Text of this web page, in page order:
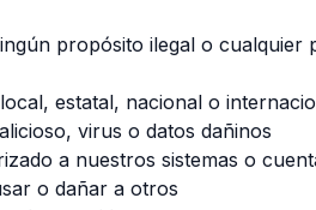
propósito ilegal o
estatal, nacional o
virus o datos dañinos
a nuestros sistemas o
o dañar a otros